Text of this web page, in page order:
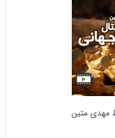
مهدی متین